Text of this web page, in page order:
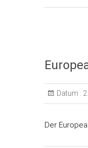
Datum :
Der